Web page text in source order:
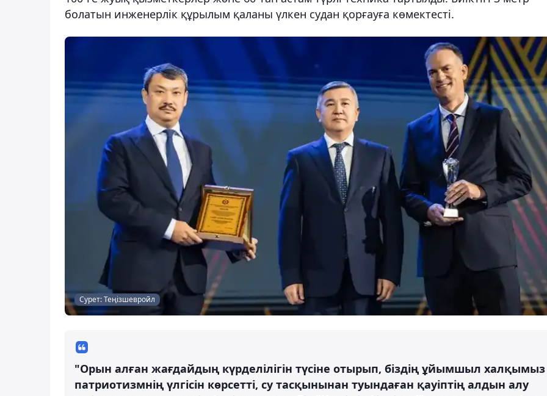
болатын инженерлік құрылым қаланы үлкен судан қорғауға көмектесті.
Сурет: Теңізшевройл
"Орын алған жағдайдың күрделілігін түсіне отырып, біздің ұйымшыл халқымыз
патриотизмнің үлгісін көрсетті, су тасқынынан туындаған қауіптің алдын алу